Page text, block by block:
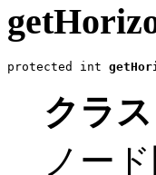
protected int
クラス
ノー